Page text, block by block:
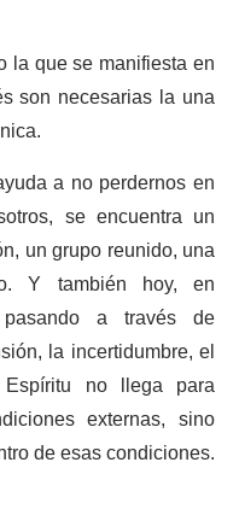
la que se manifiesta en
son necesarias la una
a no perdernos en
se encuentra un
un grupo reunido, una
Y también hoy, en
a través de
la incertidumbre, el
no llega para
externas, sino
de esas condiciones.